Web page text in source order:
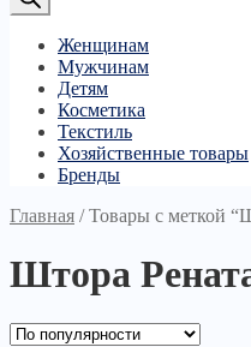
Женщинам
Мужчинам
Детям
Косметика
Текстиль
Хозяйственные товары
Бренды
Главная /Товары с меткой
Штора